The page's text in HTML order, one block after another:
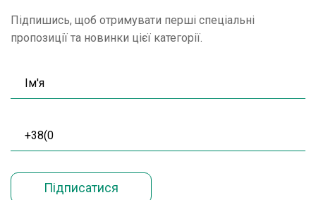
Підпишись, щоб отримувати перші спеціальні
пропозиції та новинки цієї категорії.